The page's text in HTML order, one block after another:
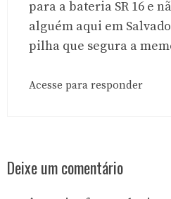
para a bateria SR 16 e
alguém aqui em
pilha que segura a
Acesse para responder
Deixe um comentário